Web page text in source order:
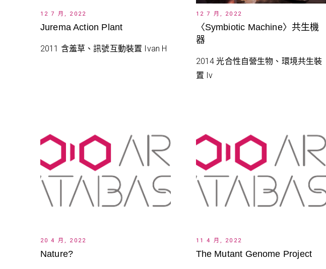
12 7 月, 2022
Jurema Action Plant
2011 含羞草、訊號互動裝置 Ivan H
12 7 月, 2022
〈Symbiotic Machine〉共生機
器
2014 光合性自營生物、環境共生裝
置 Iv
20 4 月, 2022
Nature?
11 4 月, 2022
The Mutant Genome Project